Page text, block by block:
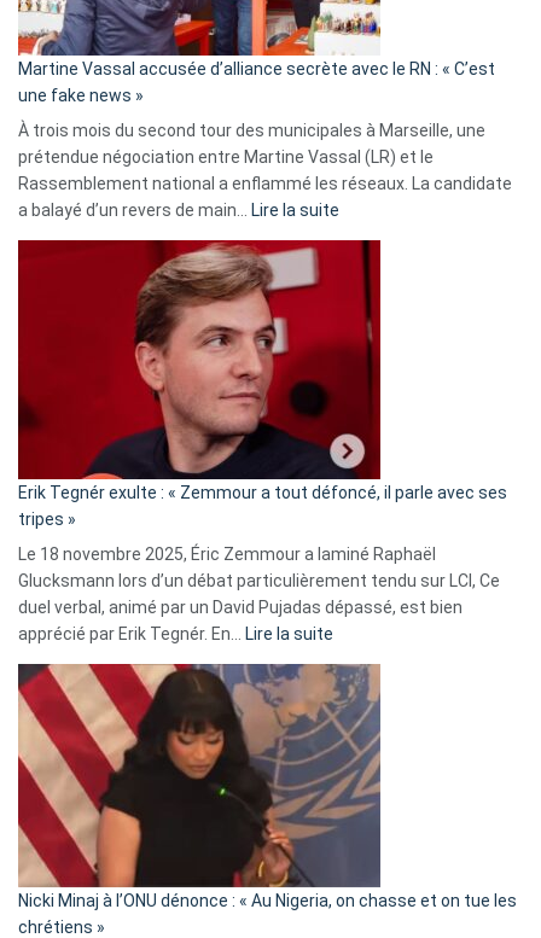
Algérie
Martine Vassal accusée d’alliance secrète avec le RN : « C’est
une fake news »
À trois mois du second tour des municipales à Marseille, une
prétendue négociation entre Martine Vassal (LR) et le
Rassemblement national a enflammé les réseaux. La candidate
a balayé d’un revers de main…
Lire la suite
d’alliance
secrète
«
C’est
fake
news
»
Erik Tegnér exulte : « Zemmour a tout défoncé, il parle avec ses
tripes »
Le 18 novembre 2025, Éric Zemmour a laminé Raphaël
Glucksmann lors d’un débat particulièrement tendu sur LCI, Ce
duel verbal, animé par un David Pujadas dépassé, est bien
apprécié par Erik Tegnér. En…
Lire la suite
Tegnér
exulte
« Zemmour
a
tout
parle
Nicki Minaj à l’ONU dénonce : « Au Nigeria, on chasse et on tue les
chrétiens »